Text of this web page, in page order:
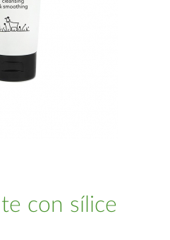
con sílice